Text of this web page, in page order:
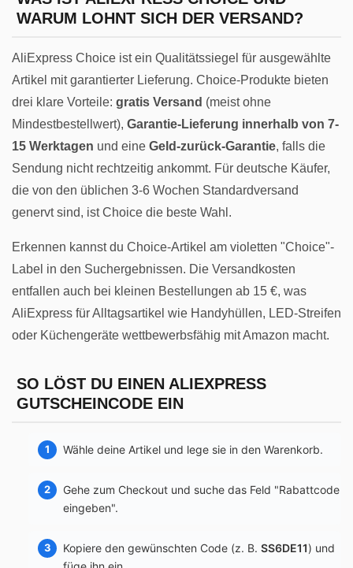
WARUM LOHNT SICH DER VERSAND?
AliExpress Choice ist ein Qualitätssiegel für ausgewählte
Artikel mit garantierter Lieferung. Choice-Produkte bieten
drei klare Vorteile: gratis Versand (meist ohne
Mindestbestellwert), Garantie-Lieferung innerhalb von 7-
15 Werktagen und eine Geld-zurück-Garantie, falls die
Sendung nicht rechtzeitig ankommt. Für deutsche Käufer,
die von den üblichen 3-6 Wochen Standardversand
genervt sind, ist Choice die beste Wahl.
Erkennen kannst du Choice-Artikel am violetten "Choice"-
Label in den Suchergebnissen. Die Versandkosten
entfallen auch bei kleinen Bestellungen ab 15 €, was
AliExpress für Alltagsartikel wie Handyhüllen, LED-Streifen
oder Küchengeräte wettbewerbsfähig mit Amazon macht.
SO LÖST DU EINEN ALIEXPRESS
GUTSCHEINCODE EIN
Wähle deine Artikel und lege sie in den Warenkorb.
Gehe zum Checkout und suche das Feld "Rabattcode
eingeben".
Kopiere den gewünschten Code (z. B. SS6DE11) und